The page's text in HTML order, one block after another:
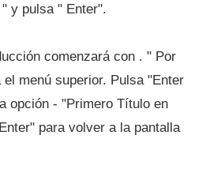
y pulsa " Enter".
comenzará con . " Por
menú superior. Pulsa "Enter
opción - "Primero Título en
para volver a la pantalla